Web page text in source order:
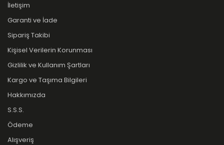
İletişim
Garanti ve İade
Sipariş Takibi
Kişisel Verilerin Korunması
Gizlilik ve Kullanım Şartları
Kargo ve Taşıma Bilgileri
Hakkımızda
S.S.S.
Ödeme
Alışveriş